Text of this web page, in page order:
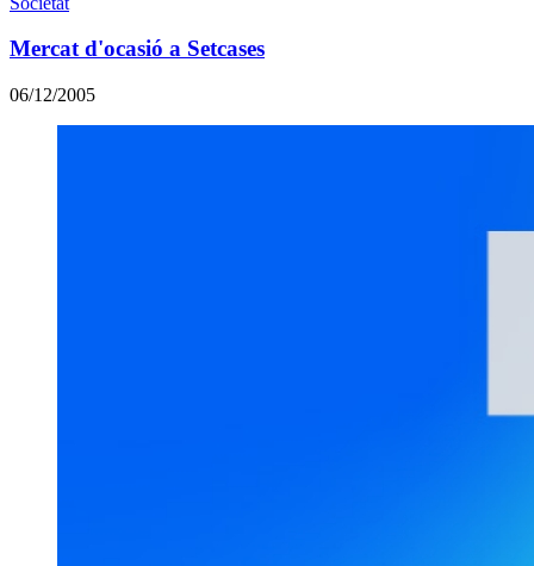
Mercat d'ocasió a Setcases
06/12/2005